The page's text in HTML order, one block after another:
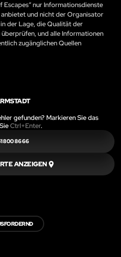
Escapes“ nur Informationsdienste
und nicht der Organisator
der Lage, die Qualität der
und alle Informationen
zugänglichen Quellen
gefunden? Markieren Sie das
Ctrl+Enter.
800 86 66
ANZEIGEN